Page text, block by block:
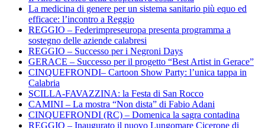
La medicina di genere per un sistema sanitario più equo ed
efficace: l’incontro a Reggio
REGGIO – Federimpreseuropa presenta programma a
sostegno delle aziende calabresi
REGGIO – Successo per i Negroni Days
GERACE – Successo per il progetto “Best Artist in Gerace”
CINQUEFRONDI– Cartoon Show Party: l’unica tappa in
Calabria
SCILLA-FAVAZZINA: la Festa di San Rocco
CAMINI – La mostra “Non dista” di Fabio Adani
CINQUEFRONDI (RC) – Domenica la sagra contadina
REGGIO – Inaugurato il nuovo Lungomare Cicerone di